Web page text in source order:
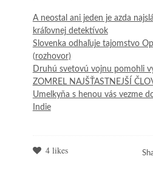
A neostal ani jeden je azda
kráľovnej detektívok
Slovenka odhaľuje tajomstvo
(rozhovor)
Druhú svetovú vojnu pomohli
ZOMREL NAJŠŤASTNEJŠÍ
Umelkyňa s henou vás vezme
Indie
4likes